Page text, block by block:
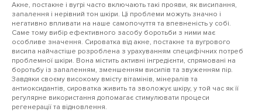
Акне, постакне і вугрі часто включають такі прояви, як висипання,
запалення і нерівний тон шкіри. Ці проблеми можуть значно і
негативно впливати на наше самопочуття та впевненість у собі.
Саме тому вибір ефективного засобу боротьби з ними має
особливе значення. Сироватка від акне, постакне та вугрового
висипа найчастіше розроблена з урахуванням специфічних потреб
проблемної шкіри. Вона містить активні інгредієнти, спрямовані на
боротьбу із запаленням, зменшенням висипів та звуженням пір.
Завдяки своєму високому вмісту вітамінів, мінералів та
антиоксидантів, сироватка живить та зволожує шкіру, у той час як її
регулярне використання допомагає стимулювати процеси
регенерації та відновлення.